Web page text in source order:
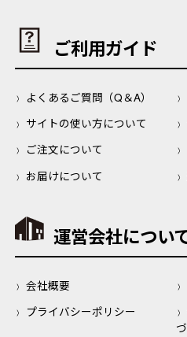
ご利用ガイド
よくあるご質問（Q＆A）
サイトの使い方について
ご注文について
お届けについて
運営会社につい
会社概要
プライバシーポリシー